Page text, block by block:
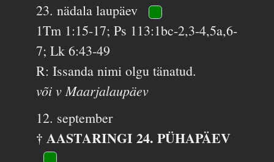
23. nädala laupäev
1Tm 1:15-17; Ps 113:1bc-2,3-4,5a,6-
7; Lk 6:43-49
R: Issanda nimi olgu tänatud.
või v Maarjalaupäev
12. september
† AASTARINGI 24. PÜHAPÄEV